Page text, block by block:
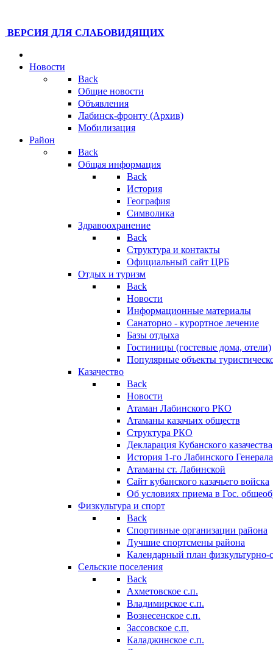
ВЕРСИЯ ДЛЯ СЛАБОВИДЯЩИХ
Новости
Back
Общие новости
Объявления
Лабинск-фронту (Архив)
Мобилизация
Район
Back
Общая информация
Back
История
География
Символика
Здравоохранение
Back
Структура и контакты
Официальный сайт ЦРБ
Отдых и туризм
Back
Новости
Информационные материалы
Санаторно - курортное лечение
Базы отдыха
Гостиницы (гостевые дома, отели)
Популярные объекты
Казачество
Back
Новости
Атаман Лабинского РКО
Атаманы казачьих обществ
Структура РКО
Декларация Кубанского казачества
История 1-го Лабинского
Атаманы ст. Лабинской
Cайт кубанского казачьего войска
Об условиях приема в Гос.
Физкультура и спорт
Back
Спортивные организации района
Лучшие спортсмены района
Календарный план
Сельские поселения
Back
Ахметовское с.п.
Владимирское с.п.
Вознесенское с.п.
Зассовское с.п.
Каладжинское с.п.